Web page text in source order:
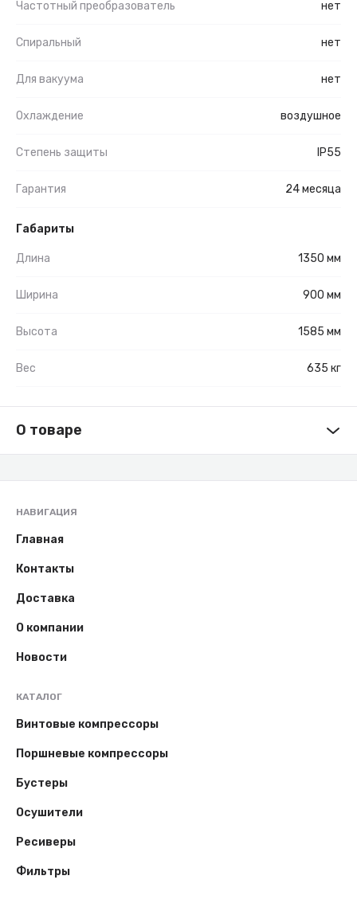
Частотный преобразователь нет
Спиральный нет
Для вакуума нет
Охлаждение воздушное
Степень защиты IP55
Гарантия 24 месяца
Габариты
Длина 1350 мм
Ширина 900 мм
Высота 1585 мм
Вес 635 кг
О товаре
НАВИГАЦИЯ
Главная
Контакты
Доставка
О компании
Новости
КАТАЛОГ
Винтовые компрессоры
Поршневые компрессоры
Бустеры
Осушители
Ресиверы
Фильтры